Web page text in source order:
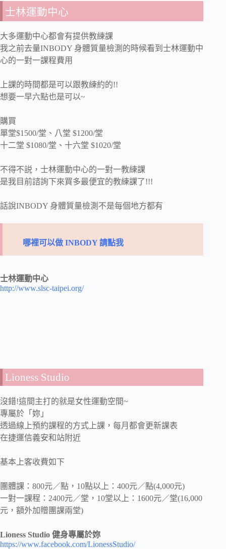
士林運動中心
大多運動中心都會有提供教練課
我之前去量INBODY 身體質量檢測的時候看到士林運動中
心的一對一課程費用
上課的時間都是可以跟教練約的!!
想要一早六點也是可以~
購買
單堂$1500/堂、八堂 $1200/堂
十二堂 $1080/堂、十六堂 $1020/堂
不得不説，士林運動中心的一對一教練課
是我目前諮詢下來買多最便宜的教練課了!!!
話說INBODY 身體質量檢測不是每個地方都有
哪裡可以做 INBODY 請點我
士林運動中心
http://www.slsc-taipei.org/
Lioness Studio
沒錯!這間主打的就是女性運動空間~
專屬於「妳」
透過線上預約課程的方式上課，每月都會更新課表
在捷運信義安和站附近
基本上客收費如下
團體課：800元／點，10點以上：400元／點(4,000元)
一對一課程：2400元／堂，10堂以上：1600元／堂(16,000
元，額外加贈團課兩堂)
Lioness Studio 健身專屬於妳
https://www.facebook.com/LionessStudio/